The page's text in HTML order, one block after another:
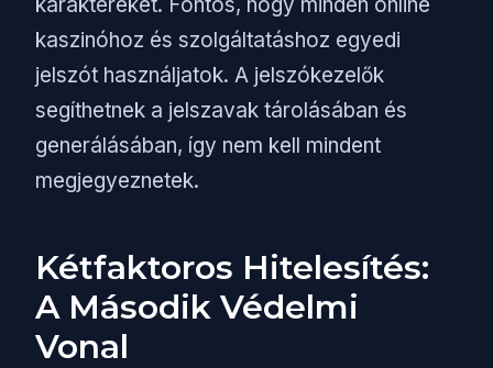
kaszinóhoz és szolgáltatáshoz egyedi
jelszót használjatok. A jelszókezelők
segíthetnek a jelszavak tárolásában és
generálásában, így nem kell mindent
megjegyeznetek.
Kétfaktoros Hitelesítés:
A Második Védelmi
Vonal